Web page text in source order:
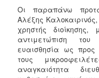
Οι παραπάνω
Αλέξης Καλοκαιρινός,
χρηστής
αντιμετώπιση
ευαισθησία ως
τους
αναγκαιότητα